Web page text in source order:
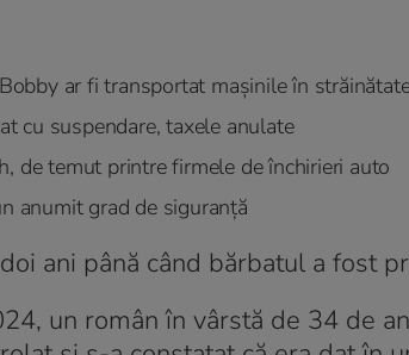
ar fi transportat mașinile în
cu suspendare, taxele anulate
de temut printre firmele de închirieri auto
anumit grad de siguranță
ani până când bărbatul a fost
un român în vârstă de 34 de